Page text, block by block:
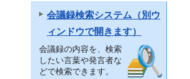
会議録検索システム（別ウ
ィンドウで開きます）
会議録の内容を、検索
したい言葉や発言者な
どで検索できます。